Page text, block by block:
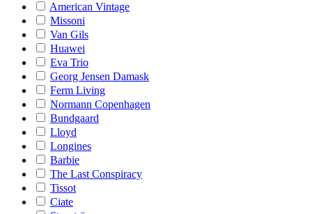
American Vintage
Missoni
Van Gils
Huawei
Eva Trio
Georg Jensen Damask
Ferm Living
Normann Copenhagen
Bundgaard
Lloyd
Longines
Barbie
The Last Conspiracy
Tissot
Ciate